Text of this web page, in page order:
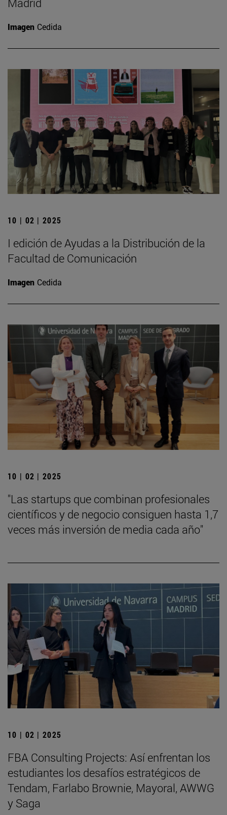
Imagen Cedida
10 | 02 | 2025
I edición de Ayudas a la Distribución de la
Facultad de Comunicación
Imagen Cedida
10 | 02 | 2025
"Las startups que combinan profesionales
científicos y de negocio consiguen hasta 1,7
veces más inversión de media cada año"
10 | 02 | 2025
FBA Consulting Projects: Así enfrentan los
estudiantes los desafíos estratégicos de
Tendam, Farlabo Brownie, Mayoral, AWWG
y Saga